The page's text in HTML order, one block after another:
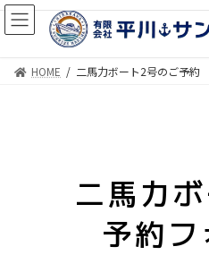
HOME 二馬力ボート2号のご予約
二馬力
予約フ